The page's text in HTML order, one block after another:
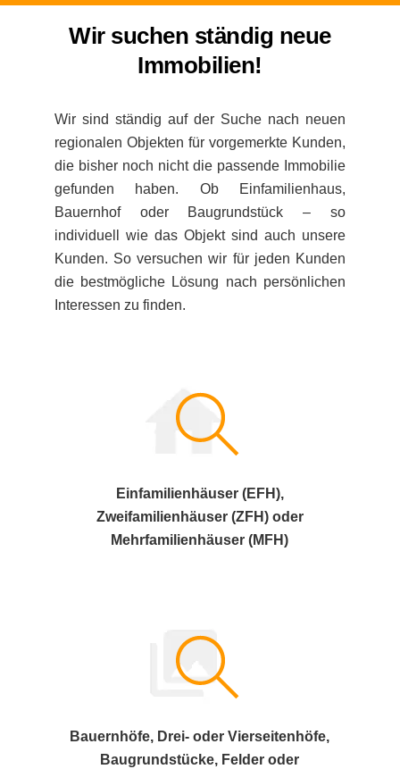
Wir suchen ständig neue
Immobilien!
Wir sind ständig auf der Suche nach neuen
regionalen Objekten für vorgemerkte Kunden,
die bisher noch nicht die passende Immobilie
gefunden haben. Ob Einfamilienhaus,
Bauernhof oder Baugrundstück – so
individuell wie das Objekt sind auch unsere
Kunden. So versuchen wir für jeden Kunden
die bestmögliche Lösung nach persönlichen
Interessen zu finden.
Einfamilienhäuser (EFH),
Zweifamilienhäuser (ZFH) oder
Mehrfamilienhäuser (MFH)
Bauernhöfe, Drei- oder Vierseitenhöfe,
Baugrundstücke, Felder oder